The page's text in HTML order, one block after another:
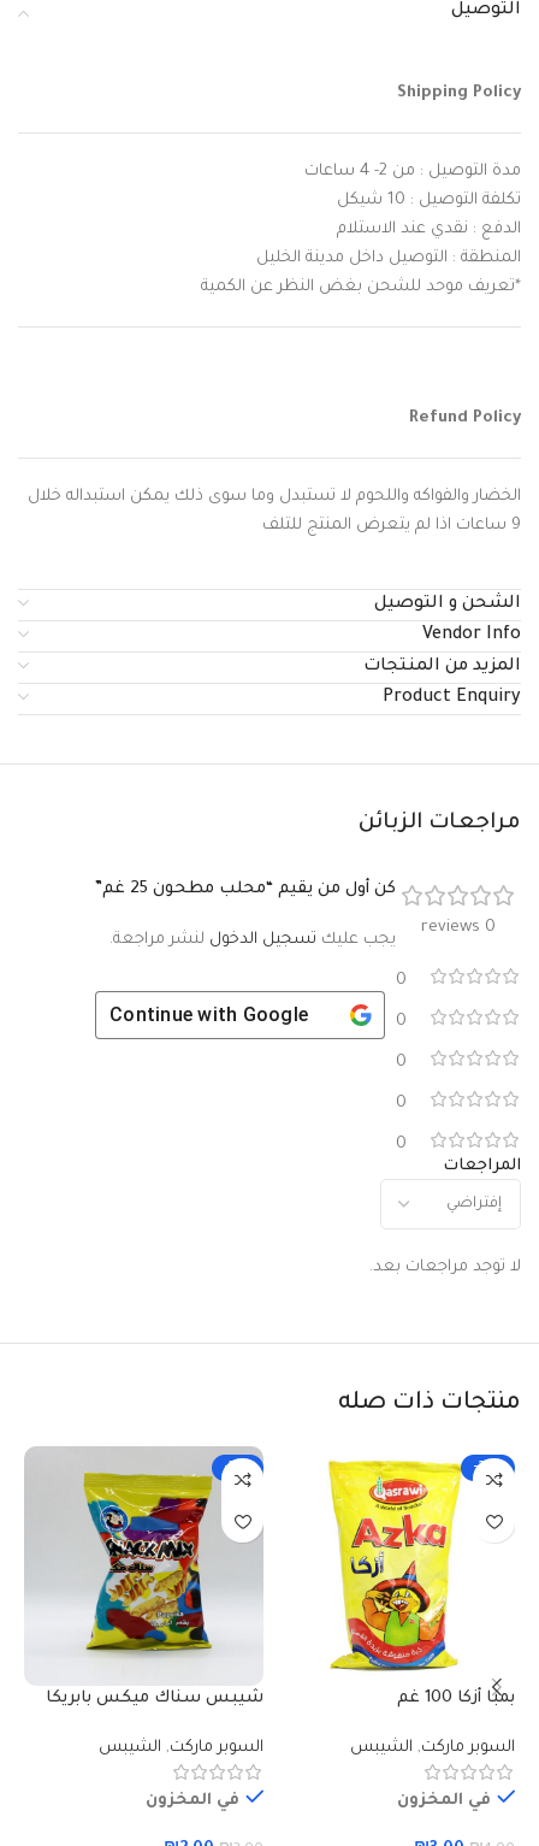
التوصيل
Shipping Policy
مدة التوصيل : من 2- 4 ساعات
تكلفة التوصيل : 10 شيكل
الدفع : نقدي عند الاستلام
المنطقة : التوصيل داخل مدينة الخليل
*تعريف موحد للشحن بغض النظر عن الكمية
Refund Policy
الخضار والفواكه واللحوم لا تستبدل وما سوى ذلك يمكن استبداله خلال
9 ساعات اذا لم يتعرض المنتج للتلف
الشحن و التوصيل
Vendor Info
المزيد من المنتجات
Product Enquiry
مراجعات الزبائن
0 reviews
0
0
0
0
0
المراجعات
لا توجد مراجعات بعد.
كن أول من يقيم “محلب مطحون 25 غم”
يجب عليك تسجيل الدخول لنشر مراجعة.
Continue with Google
منتجات ذات صله
-25%
بمبا أزكا 100 غم
السوبر ماركت, الشيبس
في المخزون
-33%
شيبس سناك ميكس بابريكا
السوبر ماركت, الشيبس
في المخزون